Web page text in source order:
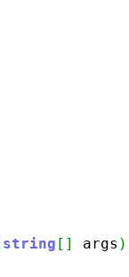
string [ ] args )